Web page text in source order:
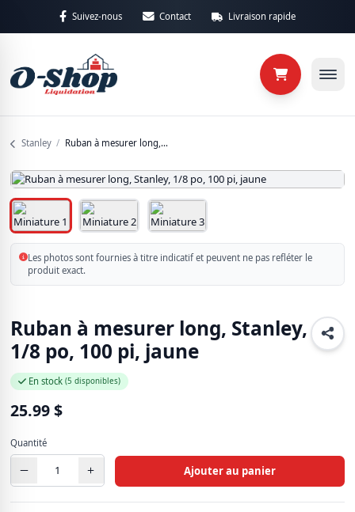
Suivez-nous Contact Livraison rapide
Retour
Catégories
Retour
Stanley / Ruban à mesurer long, Stanley, 1/8 po, 100 pi, jaune
Les photos sont fournies à titre indicatif et peuvent ne pas refléter le
produit exact.
Ruban à mesurer long, Stanley,
1/8 po, 100 pi, jaune
En stock (5 disponibles)
25.99$
Quantité
Ajouter au panier